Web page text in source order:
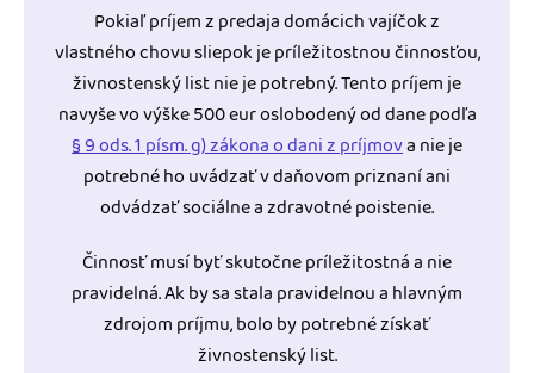
Pokiaľ príjem z predaja domácich vajíčok z
vlastného chovu sliepok je príležitostnou činnosťou,
živnostenský list nie je potrebný. Tento príjem je
navyše vo výške 500 eur oslobodený od dane podľa
§ 9 ods. 1 písm. g) zákona o dani z príjmova nie je
potrebné ho uvádzať v daňovom priznaní ani
odvádzať sociálne a zdravotné poistenie.
Činnosť musí byť skutočne príležitostná a nie
pravidelná. Ak by sa stala pravidelnou a hlavným
zdrojom príjmu, bolo by potrebné získať
živnostenský list.